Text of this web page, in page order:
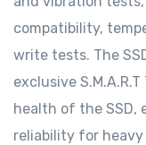
compatibility,
write tests. The
exclusive
health of the SSD,
reliability for